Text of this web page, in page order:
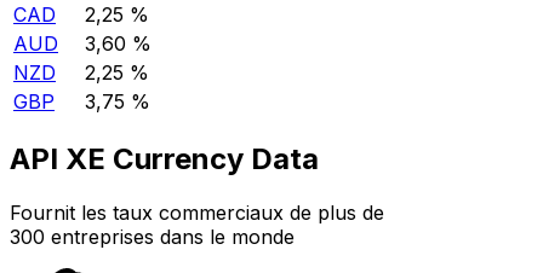
CAD
2,25 %
AUD
3,60 %
NZD
2,25 %
GBP
3,75 %
API XE Currency Data
Fournit les taux commerciaux de plus de
300 entreprises dans le monde